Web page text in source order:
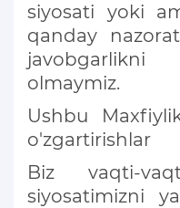
siyosati yoki
qanday
olmaymiz.
Ushbu
o'zgartirishlar
Biz vaqti-
siyosatimizni